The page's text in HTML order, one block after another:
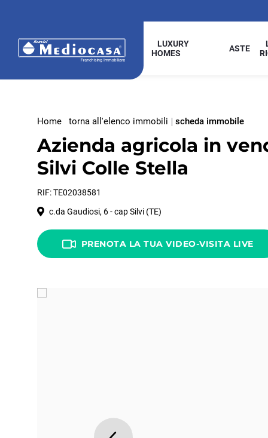
LUXURY
HOMES
ASTE
Home torna all'elenco immobili scheda immobile
Azienda agricola in
Silvi Colle Stella
RIF: TE02038581
c.da Gaudiosi, 6 - cap Silvi (TE)
PRENOTA LA TUA VIDEO-VISITA LIVE